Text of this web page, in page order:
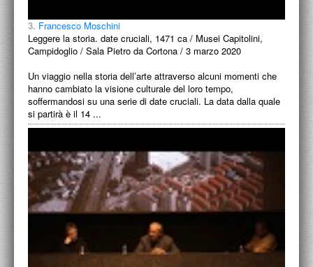
3. Francesco Moschini
Leggere la storia. date cruciali, 1471 ca / Musei Capitolini,
Campidoglio / Sala Pietro da Cortona / 3 marzo 2020
Un viaggio nella storia dell’arte attraverso alcuni momenti che
hanno cambiato la visione culturale del loro tempo,
soffermandosi su una serie di date cruciali. La data dalla quale
si partirà è il 14 ...